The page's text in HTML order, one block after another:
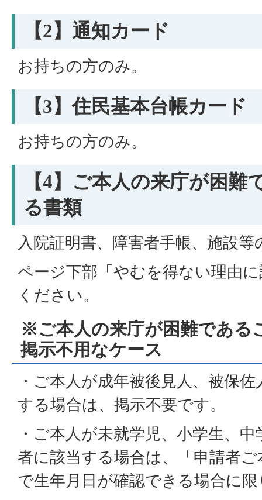
【2】通知カード
お持ちの方のみ。
【3】住民基本台帳カード
お持ちの方のみ。
【4】ご本人の来庁が困難
る書類
入院証明書、障害者手帳、施設
ページ下部「やむを得ない理由
ください。
※ご本人の来庁が困難である
掲示不用なケース
・ご本人が成年被後見人、被保
する場合は、掲示不要です。
・ご本人が未就学児、小学生、
者に該当する場合は、「申請者
で生年月日が確認できる場合に